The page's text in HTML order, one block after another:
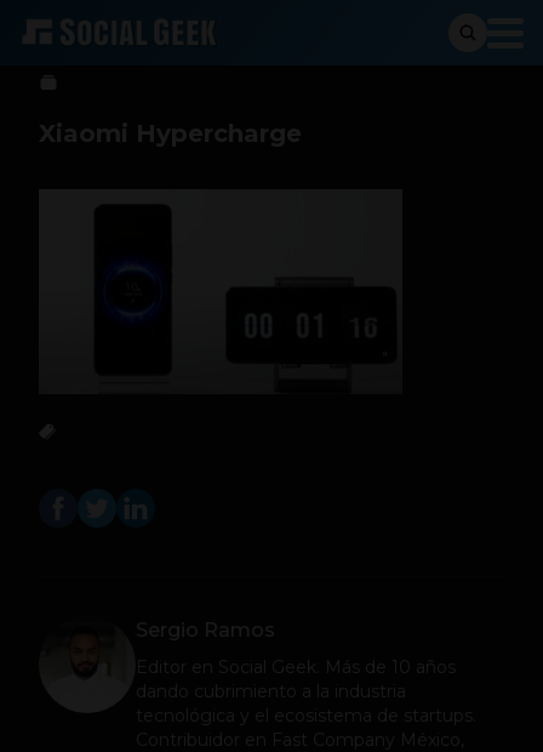
Sergio Ramos 1 de junio de 2021
Xiaomi Hypercharge
Sergio Ramos
Editor en Social Geek
. Más de 10 años
dando cubrimiento a la industria
tecnológica y el ecosistema de startups.
Contribuidor en Fast Company México,